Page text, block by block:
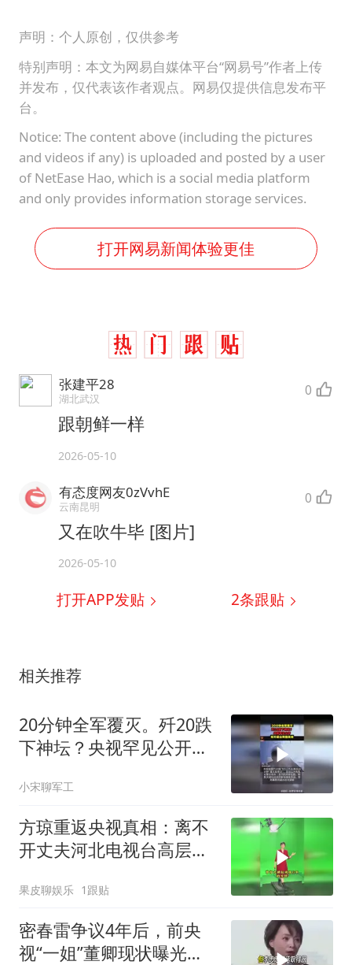
声明：个人原创，仅供参考
特别声明：本文为网易自媒体平台“网易号”作者上传
并发布，仅代表该作者观点。网易仅提供信息发布平
台。
Notice: The content above (including the pictures
and videos if any) is uploaded and posted by a user
of NetEase Hao, which is a social media platform
and only provides information storage services.
打开网易新闻体验更佳
张建平28
湖北武汉 0
跟朝鲜一样
2026-05-10
有态度网友0zVvhE
云南昆明 0
又在吹牛毕 [图片]
2026-05-10
打开APP发贴 2条跟贴
相关推荐
20分钟全军覆灭。歼20跌
下神坛？央视罕见公开，
小宋聊军工
方琼重返央视真相：离不
开丈夫河北电视台高层的
果皮聊娱乐 1跟贴
密春雷争议4年后，前央
视“一姐”董卿现状曝光，